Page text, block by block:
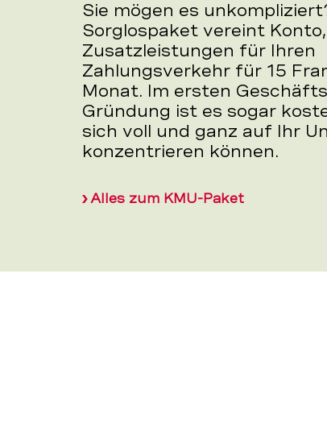
Sie mögen es
Sorglospaket vereint
Zusatzleistungen für Ihren
Zahlungsverkehr für 15
Monat. Im ersten
Gründung ist es sogar
sich voll und ganz auf Ihr
konzentrieren können.
Alles zum KMU-Paket